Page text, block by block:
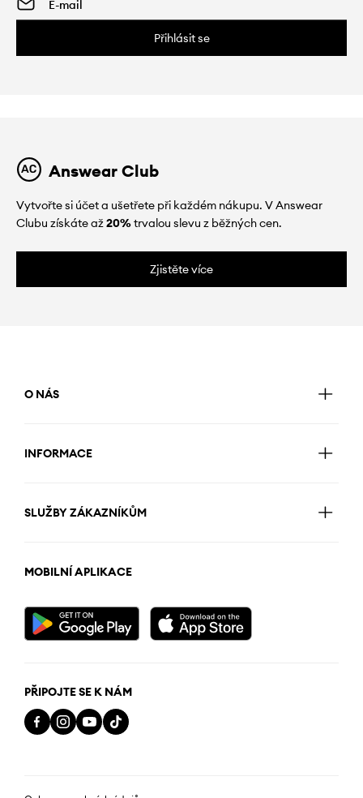
Přihlásit se
Answear Club
Vytvořte si účet a ušetřete při každém nákupu. V Answear
Clubu získáte až20%trvalou slevu z běžných cen.
Zjistěte více
O NÁS
INFORMACE
SLUŽBY ZÁKAZNÍKŮM
MOBILNÍ APLIKACE
PŘIPOJTE SE K NÁM